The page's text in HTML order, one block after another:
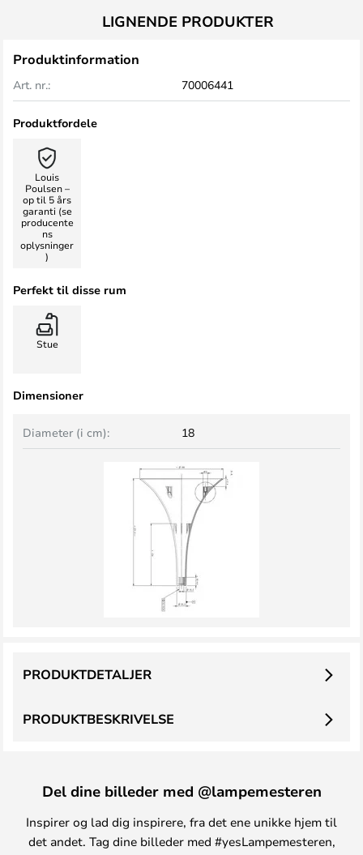
LIGNENDE PRODUKTER
Produktinformation
Art. nr.: 70006441
Produktfordele
Louis
Poulsen –
op til 5 års
garanti (se
producente
ns
oplysninger
)
Perfekt til disse rum
Stue
Dimensioner
Diameter (i cm): 18
PRODUKTBESKRIVELSE
PRODUKTDETALJER
Del dine billeder med @lampemesteren
Inspirer og lad dig inspirere, fra det ene unikke hjem til
det andet. Tag dine billeder med #yesLampemesteren,